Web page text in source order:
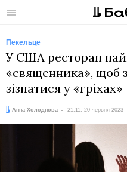
Меню
Пекельце
У США ресторан
«священника», щоб
зізнатися у «гріхах»
Автор:
Анна Холоднова
Дата: 21:11, 20 червня 2023